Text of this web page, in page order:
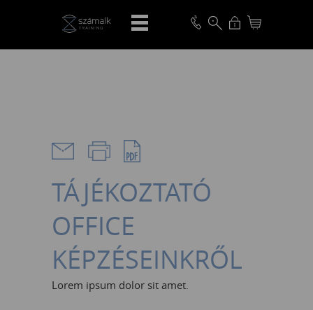
VISSZA
TÁJÉKOZTATÓ
OFFICE
KÉPZÉSEINKRŐL
Lorem ipsum dolor sit amet.